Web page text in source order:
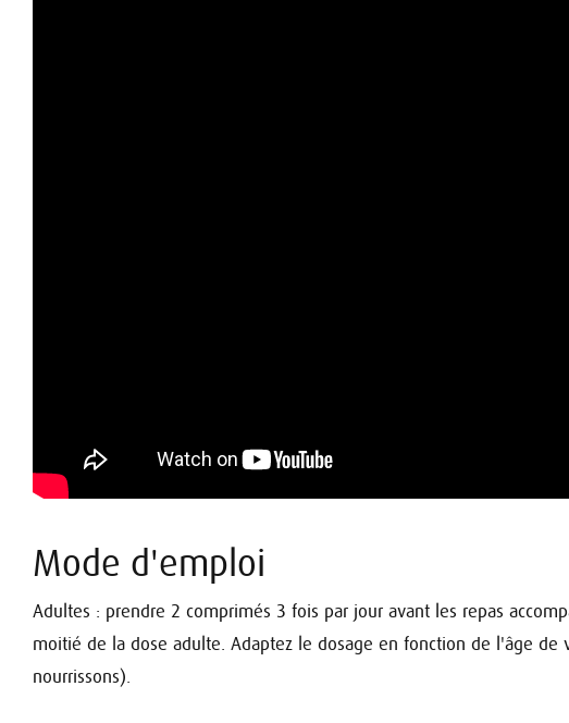
Mode d'emploi
Adultes : prendre 2 comprimés 3 fois par jour avant les repas
moitié de la dose adulte. Adaptez le dosage en fonction de l'âge de
nourrissons).